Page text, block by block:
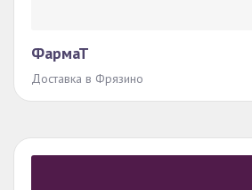
ФармаТ
Доставка в Фрязино